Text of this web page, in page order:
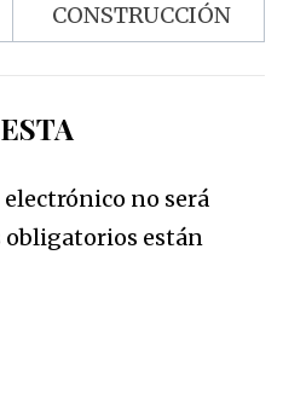
CONSTRUCCIÓN
no será
obligatorios están